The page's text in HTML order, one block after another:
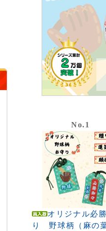
No.1
オリジナル必
り 野球柄（麻の